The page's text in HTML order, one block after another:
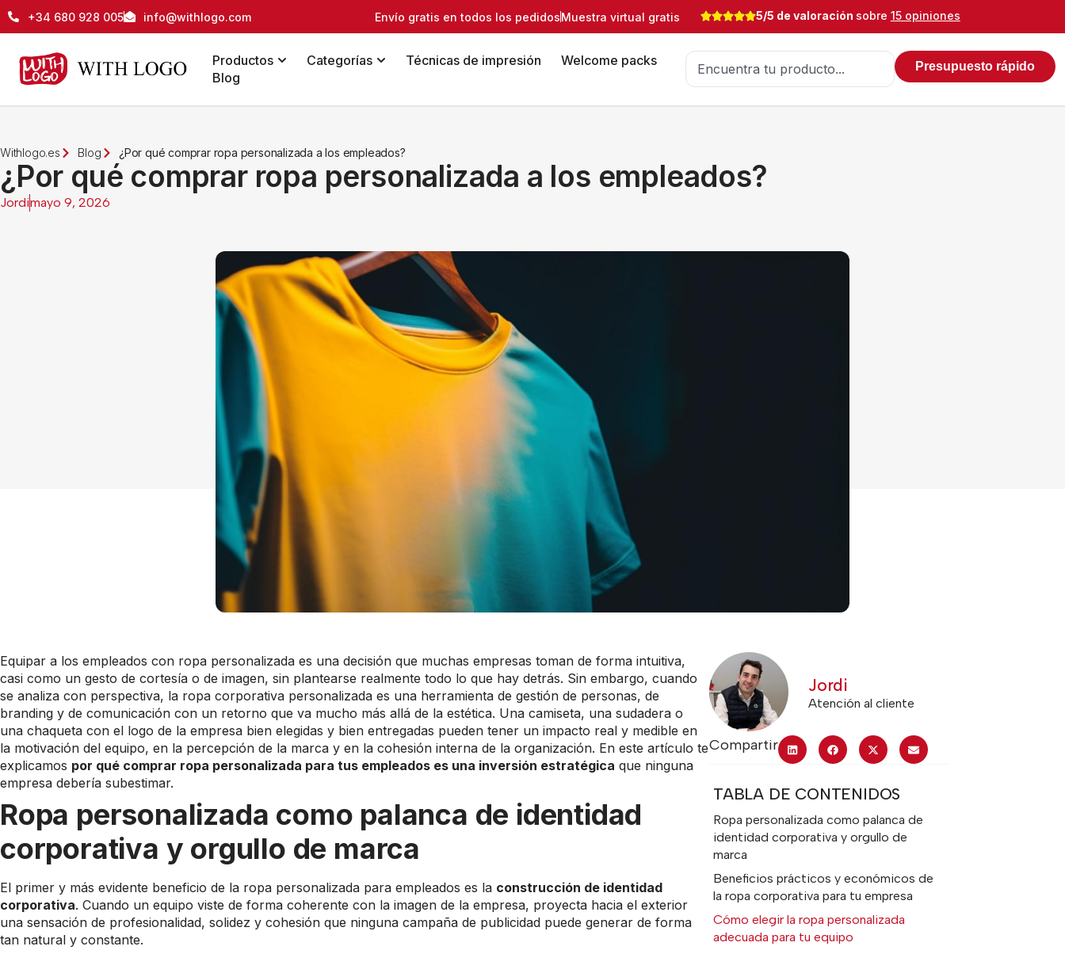
+34 680 928 005 info@withlogo.com Envío gratis en todos los pedidosMuestra virtual gratis 5/5 de valoración sobre 15 opiniones
Productos Categorías Técnicas de impresión
Welcome packs
Blog
Presupuesto rápido
Withlogo.es Blog ¿Por qué comprar ropa personalizada a los empleados?
¿Por qué comprar ropa personalizada a los empleados?
Jordimayo 9, 2026
Equipar a los empleados con ropa personalizada es una decisión que muchas empresas toman de forma intuitiva,
casi como un gesto de cortesía o de imagen, sin plantearse realmente todo lo que hay detrás. Sin embargo, cuando
se analiza con perspectiva, la ropa corporativa personalizada es una herramienta de gestión de personas, de
branding y de comunicación con un retorno que va mucho más allá de la estética. Una camiseta, una sudadera o
una chaqueta con el logo de la empresa bien elegidas y bien entregadas pueden tener un impacto real y medible en
la motivación del equipo, en la percepción de la marca y en la cohesión interna de la organización. En este artículo te
explicamos por qué comprar ropa personalizada para tus empleados es una inversión estratégica que ninguna
empresa debería subestimar.
Ropa personalizada como palanca de identidad
corporativa y orgullo de marca
El primer y más evidente beneficio de la ropa personalizada para empleados es la construcción de identidad
corporativa. Cuando un equipo viste de forma coherente con la imagen de la empresa, proyecta hacia el exterior
una sensación de profesionalidad, solidez y cohesión que ninguna campaña de publicidad puede generar de forma
tan natural y constante.
Jordi
Atención al cliente
Compartir
TABLA DE CONTENIDOS
Ropa personalizada como palanca de
identidad corporativa y orgullo de
marca
Beneficios prácticos y económicos de
la ropa corporativa para tu empresa
Cómo elegir la ropa personalizada
adecuada para tu equipo